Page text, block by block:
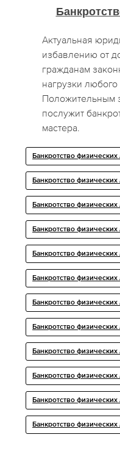
Актуальная
избавлению от
гражданам
нагрузки любого
Положительным
послужит
мастера.
Банкротство
Банкротство
Банкротство
Банкротство
Банкротство
Банкротство
Банкротство
Банкротство
Банкротство
Банкротство
Банкротство
Банкротство